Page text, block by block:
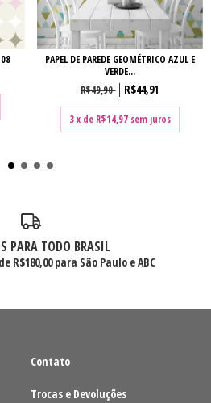
08
PAPEL DE PAREDE GEOMÉTRICO AZUL E
VERDE...
R$49,90
R$44,91
3x de R$14,97 sem juros
PARA TODO BRASIL
R$180,00 para São Paulo e ABC
Contato
Trocas e Devoluções